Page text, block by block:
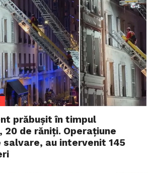
prăbușit în timpul
de răniți. Operațiune
salvare, au intervenit 145